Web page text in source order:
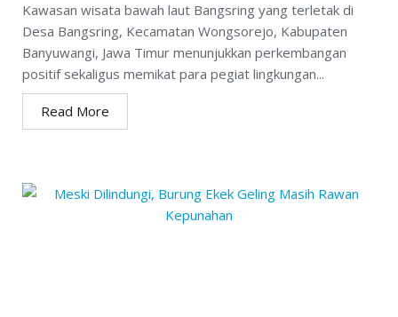
Kawasan wisata bawah laut Bangsring yang terletak di
Desa Bangsring, Kecamatan Wongsorejo, Kabupaten
Banyuwangi, Jawa Timur menunjukkan perkembangan
positif sekaligus memikat para pegiat lingkungan...
Read More